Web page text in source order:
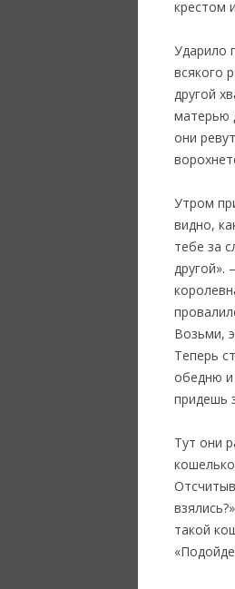
крестом
Ударило
всякого
другой
матерью
они
Утром
видно,
тебе за
другой».
Возьми,
Теперь
обедню и
придешь
Тут они
такой